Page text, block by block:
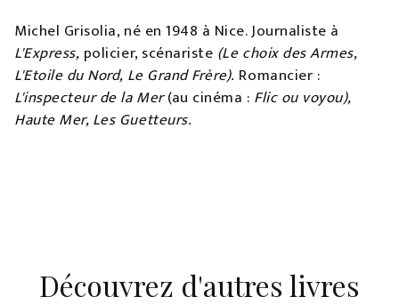
Michel Grisolia, né en 1948 à Nice. Journaliste à
L'Express, policier, scénariste (Le choix des Armes,
L'Etoile du Nord, Le Grand Frère). Romancier :
L'inspecteur de la Mer(au cinéma : Flic ou voyou),
Haute Mer, Les Guetteurs.
Découvrez d'autres livres